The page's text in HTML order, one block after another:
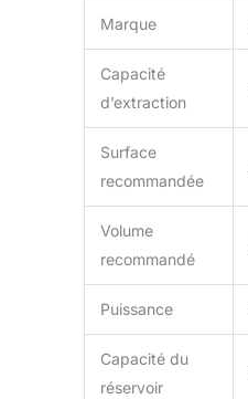
Marque
Capacité
d’extraction
Surface
recommandée
Volume
recommandé
Puissance
Capacité du
réservoir